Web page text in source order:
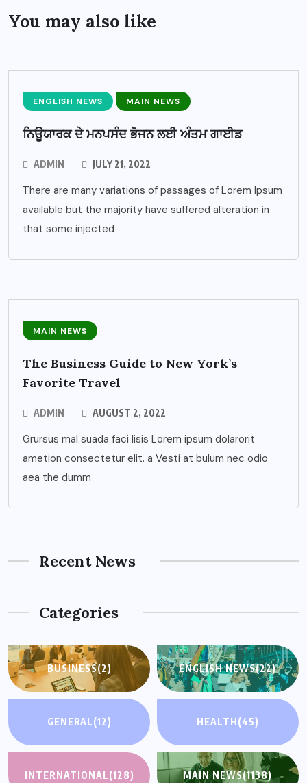
You may also like
ENGLISH NEWS MAIN NEWS
ਨਿਊਯਾਰਕ ਦੇ ਮਨਪਸੰਦ ਭੋਜਨ ਲਈ ਅੰਤਮ ਗਾਈਡ
ADMIN JULY 21, 2022
There are many variations of passages of Lorem Ipsum
available but the majority have suffered alteration in
that some injected
MAIN NEWS
The Business Guide to New York’s
Favorite Travel
ADMIN AUGUST 2, 2022
Grursus mal suada faci lisis Lorem ipsum dolarorit
ametion consectetur elit. a Vesti at bulum nec odio
aea the dumm
Recent News
Categories
BUSINESS(2) ENGLISH NEWS(22)
GENERAL(12) HEALTH(45)
INTERNATIONAL(128) MAIN NEWS(1138)